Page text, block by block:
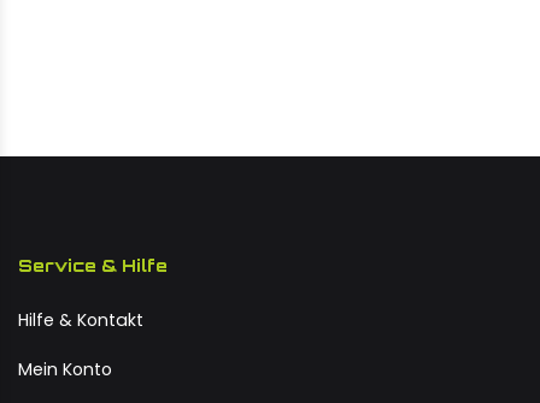
Service & Hilfe
Hilfe & Kontakt
Mein Konto